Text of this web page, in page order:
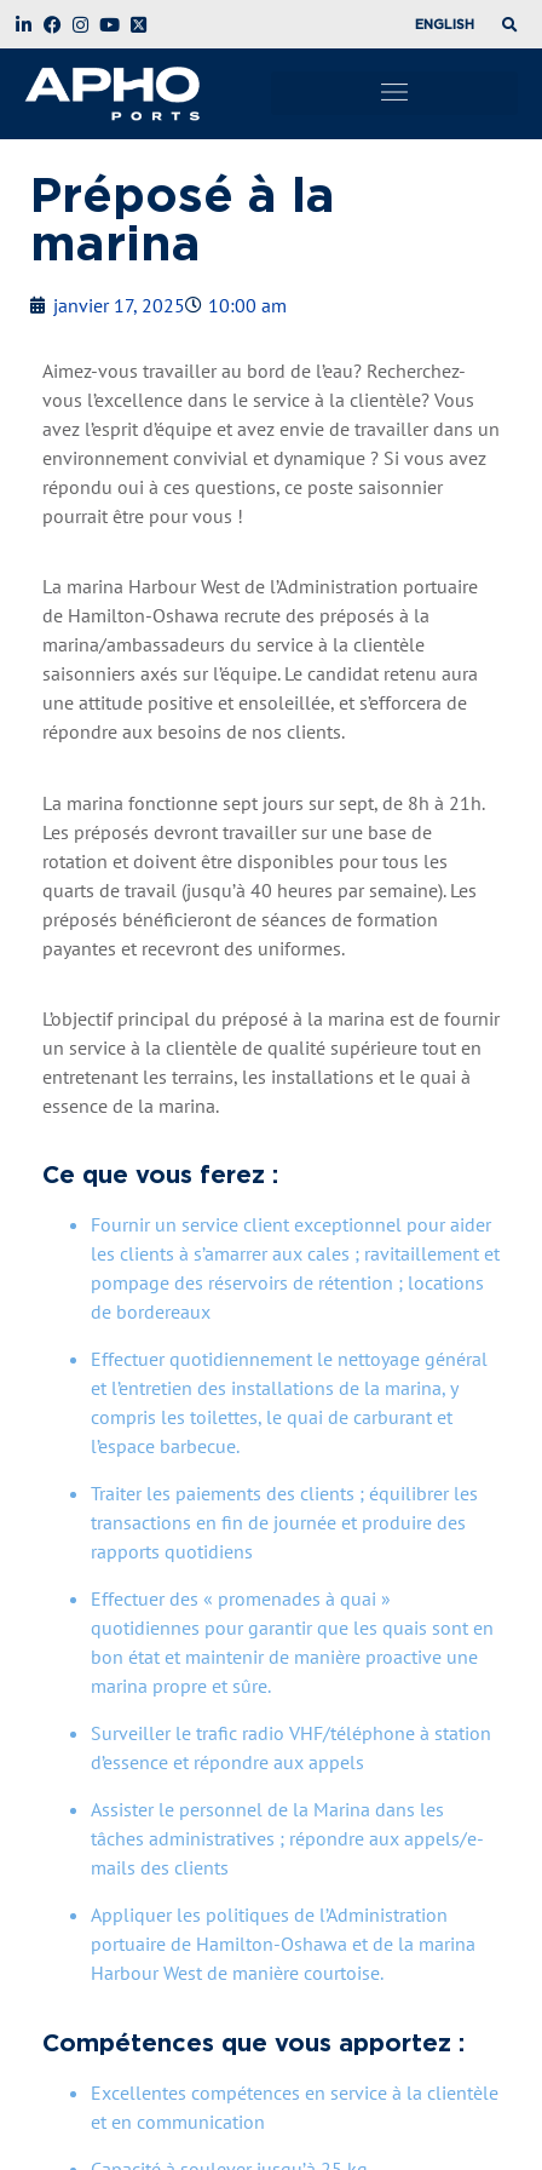
ENGLISH
Préposé à la
marina
janvier 17, 2025 10:00 am
Aimez-vous travailler au bord de l’eau? Recherchez-
vous l’excellence dans le service à la clientèle? Vous
avez l’esprit d’équipe et avez envie de travailler dans un
environnement convivial et dynamique ? Si vous avez
répondu oui à ces questions, ce poste saisonnier
pourrait être pour vous !
La marina Harbour West de l’Administration portuaire
de Hamilton-Oshawa recrute des préposés à la
marina/ambassadeurs du service à la clientèle
saisonniers axés sur l’équipe. Le candidat retenu aura
une attitude positive et ensoleillée, et s’efforcera de
répondre aux besoins de nos clients.
La marina fonctionne sept jours sur sept, de 8h à 21h.
Les préposés devront travailler sur une base de
rotation et doivent être disponibles pour tous les
quarts de travail (jusqu’à 40 heures par semaine). Les
préposés bénéficieront de séances de formation
payantes et recevront des uniformes.
L’objectif principal du préposé à la marina est de fournir
un service à la clientèle de qualité supérieure tout en
entretenant les terrains, les installations et le quai à
essence de la marina.
Ce que vous ferez :
Fournir un service client exceptionnel pour aider
les clients à s’amarrer aux cales ; ravitaillement et
pompage des réservoirs de rétention ; locations
de bordereaux
Effectuer quotidiennement le nettoyage général
et l’entretien des installations de la marina, y
compris les toilettes, le quai de carburant et
l’espace barbecue.
Traiter les paiements des clients ; équilibrer les
transactions en fin de journée et produire des
rapports quotidiens
Effectuer des « promenades à quai »
quotidiennes pour garantir que les quais sont en
bon état et maintenir de manière proactive une
marina propre et sûre.
Surveiller le trafic radio VHF/téléphone à station
d’essence et répondre aux appels
Assister le personnel de la Marina dans les
tâches administratives ; répondre aux appels/e-
mails des clients
Appliquer les politiques de l’Administration
portuaire de Hamilton-Oshawa et de la marina
Harbour West de manière courtoise.
Compétences que vous apportez :
Excellentes compétences en service à la clientèle
et en communication